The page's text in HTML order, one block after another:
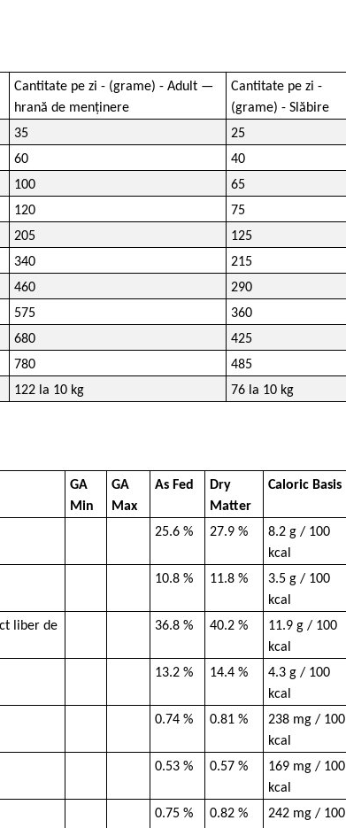
Cantitate pe zi - (grame) - Adult —
hrană de menținere
Cantitate pe zi -
(grame) - Slăbire
35
25
60
40
100
65
120
75
205
125
340
215
460
290
575
360
680
425
780
485
122 la 10 kg 76 la 10 kg
GA
Min
GA
Max
As Fed
Dry
Matter
Caloric Basis
25.6 % 27.9 %
8.2 g / 100
kcal
10.8 % 11.8 %
3.5 g / 100
kcal
liber de
36.8 % 40.2 %
11.9 g / 100
kcal
13.2 % 14.4 %
4.3 g / 100
kcal
0.74 % 0.81 %
238 mg / 100
kcal
0.53 % 0.57 %
169 mg / 100
kcal
0.75 % 0.82 % 242 mg / 100